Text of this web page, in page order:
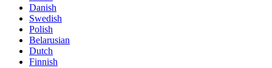
Danish
Swedish
Polish
Belarusian
Dutch
Finnish